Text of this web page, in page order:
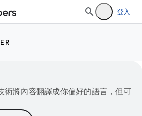
登入
術將內容翻譯成你偏好的語言，但可